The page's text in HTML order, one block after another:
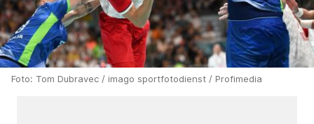
Foto: Tom Dubravec / imago sportfotodienst / Profimedia